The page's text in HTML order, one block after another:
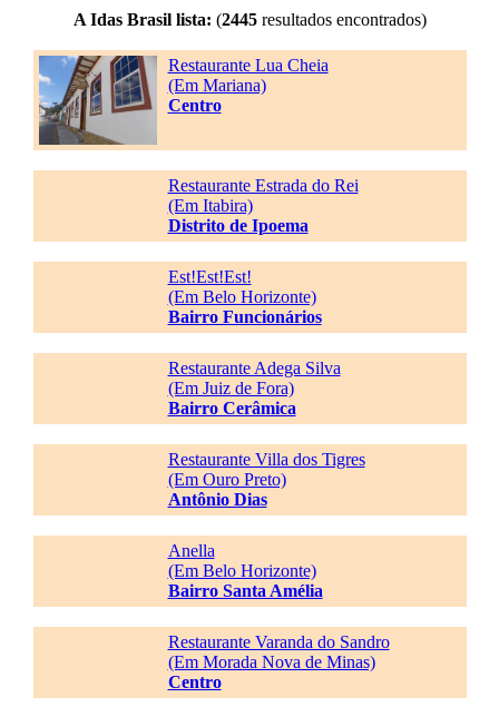
A Idas Brasil lista: (2445resultados encontrados)
Restaurante Lua Cheia
(Em Mariana)
Centro
Restaurante Estrada do Rei
(Em Itabira)
Distrito de Ipoema
Est!Est!Est!
(Em Belo Horizonte)
Bairro Funcionários
Restaurante Adega Silva
(Em Juiz de Fora)
Bairro Cerâmica
Restaurante Villa dos Tigres
(Em Ouro Preto)
Antônio Dias
Anella
(Em Belo Horizonte)
Bairro Santa Amélia
Restaurante Varanda do Sandro
(Em Morada Nova de Minas)
Centro